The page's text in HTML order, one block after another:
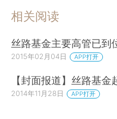
相关阅读
丝路基金主要高管已到
2015年02月04日 APP打开
【封面报道】丝路基金
2014年11月28日 APP打开